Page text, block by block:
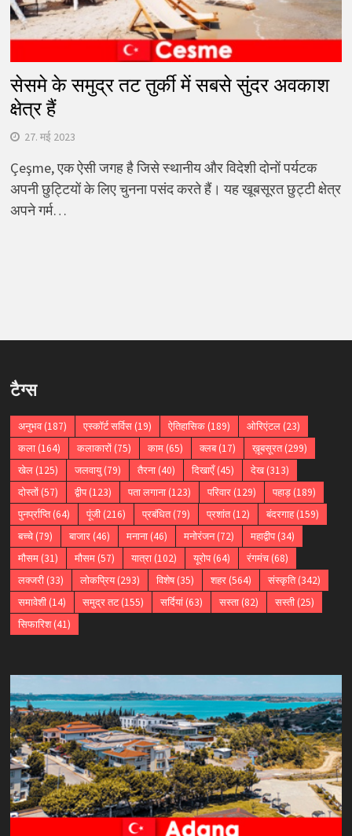
सेसमे के समुद्र तट तुर्की में सबसे सुंदर अवकाश
क्षेत्र हैं
27. मई 2023
Çeşme, एक ऐसी जगह है जिसे स्थानीय और विदेशी दोनों पर्यटक
अपनी छुट्टियों के लिए चुनना पसंद करते हैं। यह खूबसूरत छुट्टी क्षेत्र
अपने गर्म…
टैग्स
अनुभव(187) एस्कॉर्ट सर्विस(19) ऐतिहासिक(189) ओरिएंटल(23)
कला(164) कलाकारों(75) काम(65) क्लब(17) ख़ूबसूरत(299)
खेल(125) जलवायु(79) तैरना(40) दिखाएँ(45) देख(313)
दोस्तों(57) द्वीप(123) पता लगाना(123) परिवार(129) पहाड़(189)
पुनर्प्राप्ति(64) पूंजी(216) प्रबंधित(79) प्रशांत(12) बंदरगाह(159)
बच्चे(79) बाजार(46) मनाना(46) मनोरंजन(72) महाद्वीप(34)
मौसम(31) मौसम(57) यात्रा(102) यूरोप(64) रंगमंच(68)
लक्जरी(33) लोकप्रिय(293) विशेष(35) शहर(564) संस्कृति(342)
समावेशी(14) समुद्र तट(155) सर्दियां(63) सस्ता(82) सस्ती(25)
सिफारिश(41)